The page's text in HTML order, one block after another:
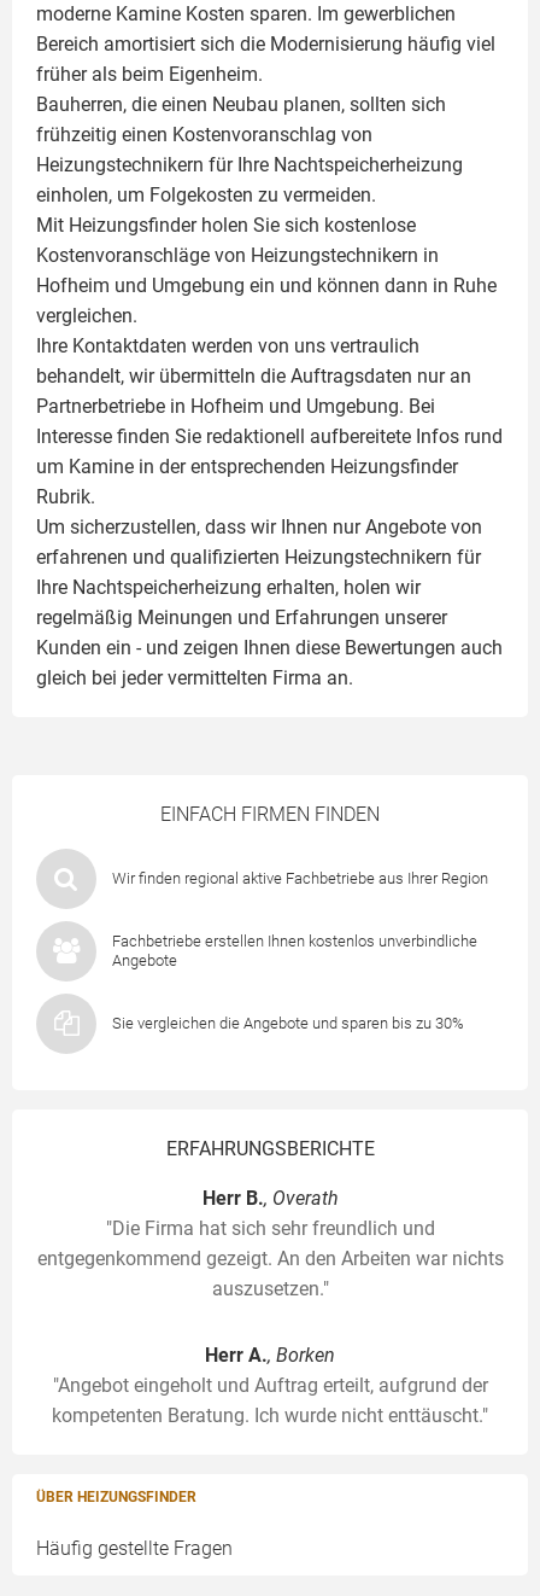
EINFACH FIRMEN FINDEN
Wir finden regional aktive Fachbetriebe aus Ihrer Region
Fachbetriebe erstellen Ihnen kostenlos unverbindliche
Angebote
Sie vergleichen die Angebote und sparen bis zu 30%
ERFAHRUNGSBERICHTE
Herr B., Overath
"Die Firma hat sich sehr freundlich und
entgegenkommend gezeigt. An den Arbeiten war nichts
auszusetzen."
Herr A., Borken
"Angebot eingeholt und Auftrag erteilt, aufgrund der
kompetenten Beratung. Ich wurde nicht enttäuscht."
ÜBER HEIZUNGSFINDER
Häufig gestellte Fragen
moderne Kamine Kosten sparen. Im gewerblichen
Bereich amortisiert sich die Modernisierung häufig viel
früher als beim Eigenheim.
Bauherren, die einen Neubau planen, sollten sich
frühzeitig einen Kostenvoranschlag von
Heizungstechnikern für Ihre Nachtspeicherheizung
einholen, um Folgekosten zu vermeiden.
Mit Heizungsfinder holen Sie sich kostenlose
Kostenvoranschläge von Heizungstechnikern in
Hofheim und Umgebung ein und können dann in Ruhe
vergleichen.
Ihre Kontaktdaten werden von uns vertraulich
behandelt, wir übermitteln die Auftragsdaten nur an
Partnerbetriebe in Hofheim und Umgebung. Bei
Interesse finden Sie redaktionell aufbereitete Infos rund
um Kamine in der entsprechenden Heizungsfinder
Rubrik.
Um sicherzustellen, dass wir Ihnen nur Angebote von
erfahrenen und qualifizierten Heizungstechnikern für
Ihre Nachtspeicherheizung erhalten, holen wir
regelmäßig Meinungen und Erfahrungen unserer
Kunden ein - und zeigen Ihnen diese Bewertungen auch
gleich bei jeder vermittelten Firma an.